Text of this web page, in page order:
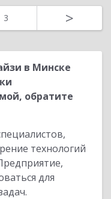
3 >
в Минске
обратите
технологий
для